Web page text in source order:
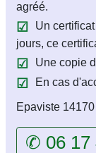
agréé.
Un
jours, ce
Une copie
En cas
Epaviste
✆ 06 17